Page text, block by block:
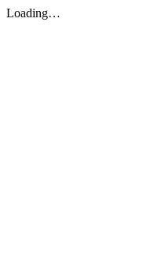
Loading…